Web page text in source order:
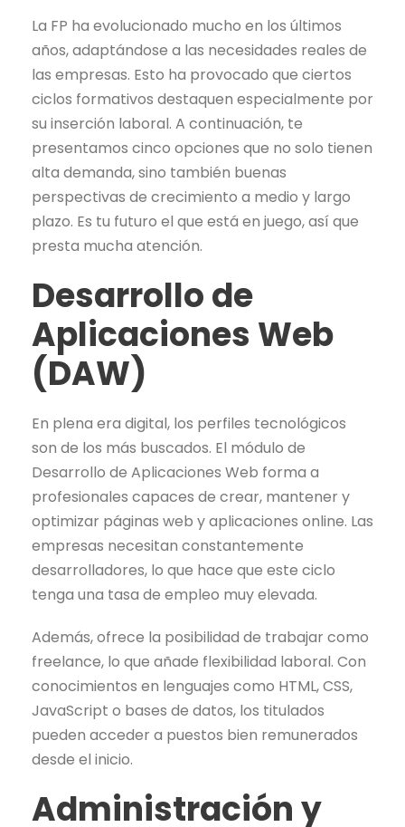
La FP ha evolucionado mucho en los últimos
años, adaptándose a las necesidades reales de
las empresas. Esto ha provocado que ciertos
ciclos formativos destaquen especialmente por
su inserción laboral. A continuación, te
presentamos cinco opciones que no solo tienen
alta demanda, sino también buenas
perspectivas de crecimiento a medio y largo
plazo. Es tu futuro el que está en juego, así que
presta mucha atención.
Desarrollo de
Aplicaciones Web
(DAW)
En plena era digital, los perfiles tecnológicos
son de los más buscados. El módulo de
Desarrollo de Aplicaciones Web forma a
profesionales capaces de crear, mantener y
optimizar páginas web y aplicaciones online. Las
empresas necesitan constantemente
desarrolladores, lo que hace que este ciclo
tenga una tasa de empleo muy elevada.
Además, ofrece la posibilidad de trabajar como
freelance, lo que añade flexibilidad laboral. Con
conocimientos en lenguajes como HTML, CSS,
JavaScript o bases de datos, los titulados
pueden acceder a puestos bien remunerados
desde el inicio.
Administración y